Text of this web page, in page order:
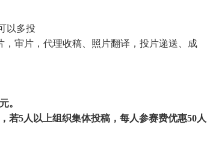
以多投
，审片，代理收稿、照片翻译，投片递送、成
。
若5人以上组织集体投稿，每人参赛费优惠50人